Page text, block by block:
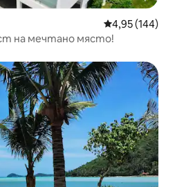
Средна
4,95 (144)
на мечтано място!
гостите